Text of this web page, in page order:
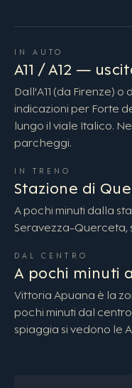
IN AUTO
A11 / A12 —
Dall'A11 (da Firenze) o
indicazioni per Forte
lungo il viale Italico.
parcheggi.
IN TRENO
Stazione di
A pochi minuti dalla
Seravezza-Querceta,
DAL CENTRO
A pochi minuti
Vittoria Apuana è la
pochi minuti dal
spiaggia si vedono le